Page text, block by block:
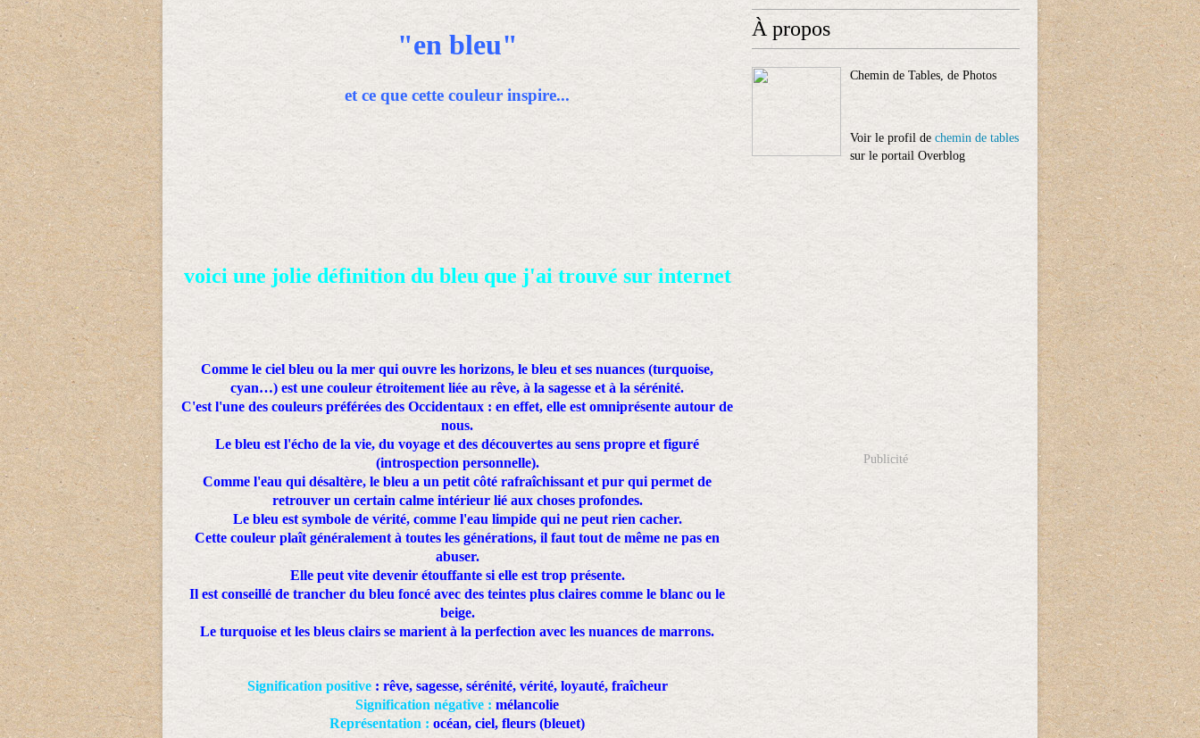
"en bleu"
et ce que cette couleur inspire...
voici une jolie définition du bleu que j'ai trouvé sur internet
Comme le ciel bleu ou la mer qui ouvre les horizons, le bleu et ses nuances (turquoise,
cyan…) est une couleur étroitement liée au rêve, à la sagesse et à la sérénité.
C'est l'une des couleurs préférées des Occidentaux : en effet, elle est omniprésente autour de
nous.
Le bleu est l'écho de la vie, du voyage et des découvertes au sens propre et figuré
(introspection personnelle).
Comme l'eau qui désaltère, le bleu a un petit côté rafraîchissant et pur qui permet de
retrouver un certain calme intérieur lié aux choses profondes.
Le bleu est symbole de vérité, comme l'eau limpide qui ne peut rien cacher.
Cette couleur plaît généralement à toutes les générations, il faut tout de même ne pas en
abuser.
Elle peut vite devenir étouffante si elle est trop présente.
Il est conseillé de trancher du bleu foncé avec des teintes plus claires comme le blanc ou le
beige.
Le turquoise et les bleus clairs se marient à la perfection avec les nuances de marrons.
Signification positive: rêve, sagesse, sérénité, vérité, loyauté, fraîcheur
Signification négative : mélancolie
Représentation : océan, ciel, fleurs (bleuet)
À propos
Chemin de Tables, de Photos
Voir le profil de chemin de tables
sur le portail Overblog
Publicité